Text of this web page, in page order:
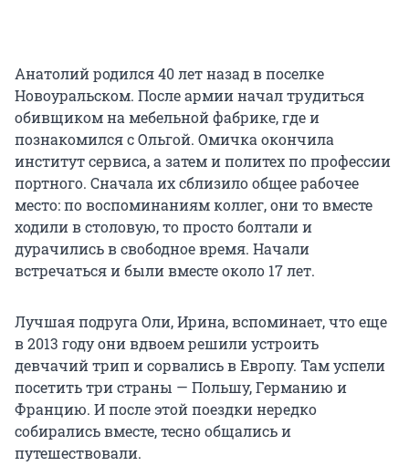
Анатолий родился 40 лет назад в поселке
Новоуральском. После армии начал трудиться
обивщиком на мебельной фабрике, где и
познакомился с Ольгой. Омичка окончила
институт сервиса, а затем и политех по профессии
портного. Сначала их сблизило общее рабочее
место: по воспоминаниям коллег, они то вместе
ходили в столовую, то просто болтали и
дурачились в свободное время. Начали
встречаться и были вместе около 17 лет.
Лучшая подруга Оли, Ирина, вспоминает, что еще
в 2013 году они вдвоем решили устроить
девчачий трип и сорвались в Европу. Там успели
посетить три страны — Польшу, Германию и
Францию. И после этой поездки нередко
собирались вместе, тесно общались и
путешествовали.